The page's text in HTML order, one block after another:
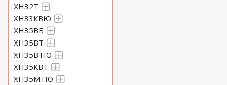
ХН32Т
ХН33КВЮ
ХН35ВБ
ХН35ВТ
ХН35ВТЮ
ХН35КВТ
ХН35МТЮ